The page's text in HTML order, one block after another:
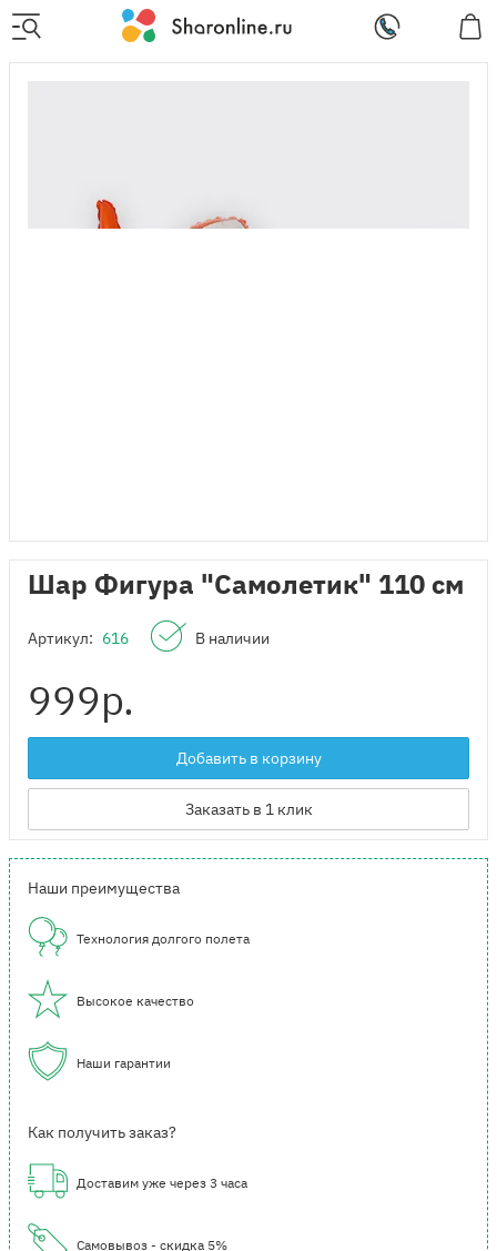
Шар Фигура "Самолетик" 110 см
Артикул: 616 В наличии
999р.
Добавить в корзину
Заказать в 1 клик
Наши преимущества
Технология долгого полета
Высокое качество
Наши гарантии
Как получить заказ?
Доставим уже через 3 часа
Самовывоз - скидка 5%